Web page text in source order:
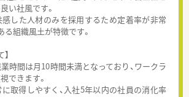
い社風です。
した人材のみを採用するため定着率が非常
る組織風土が特徴です。
時間は月10時間未満となっており、ワークラ
できます。
取得しやすく、入社5年以内の社員の消化率